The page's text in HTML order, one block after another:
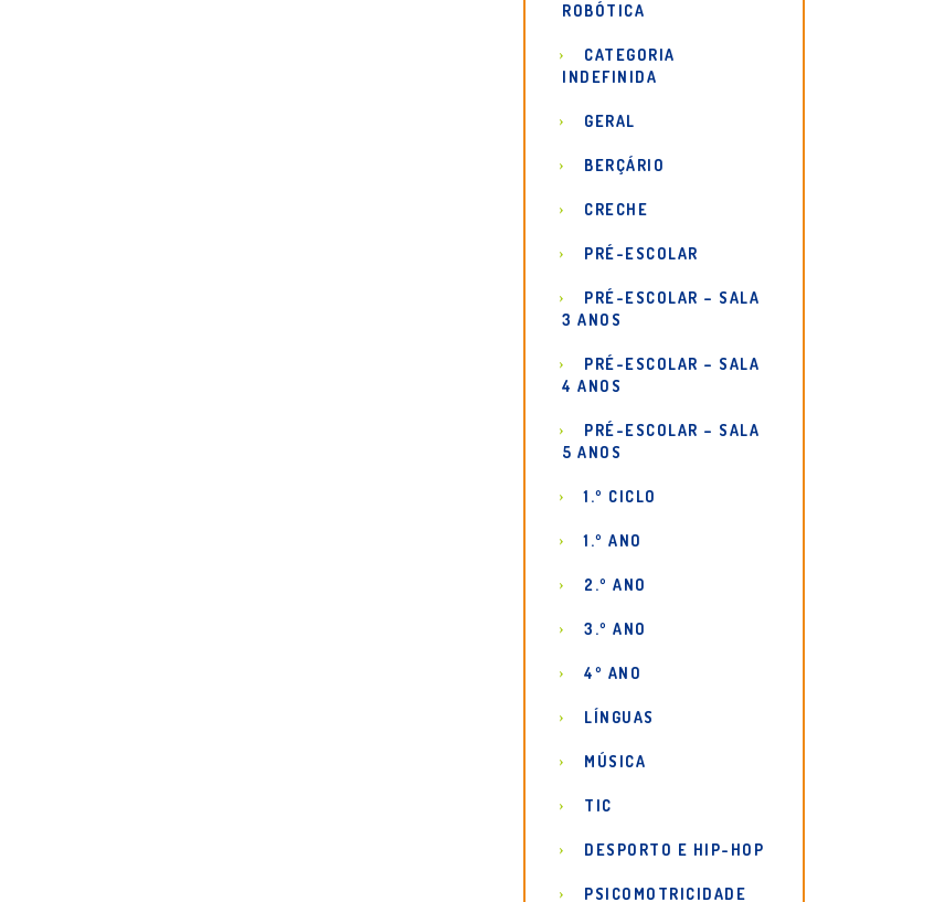
ROBÓTICA
CATEGORIA
INDEFINIDA
GERAL
BERÇÁRIO
CRECHE
PRÉ-ESCOLAR
PRÉ-ESCOLAR – SALA
3 ANOS
PRÉ-ESCOLAR – SALA
4 ANOS
PRÉ-ESCOLAR – SALA
5 ANOS
1.º CICLO
1.º ANO
2.º ANO
3.º ANO
4º ANO
LÍNGUAS
MÚSICA
TIC
DESPORTO E HIP-HOP
PSICOMOTRICIDADE